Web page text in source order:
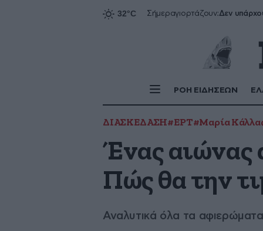
Σήμεραγιορτάζουν:Δεν
ΡΟΗ ΕΙΔΗΣΕΩΝ
ΔΙΑΣΚΕΔΑΣΗ#ΕΡΤ#Μαρία
Ένας αιώνας
Πώς θα την
Αναλυτικά όλα τα αφιερώματα